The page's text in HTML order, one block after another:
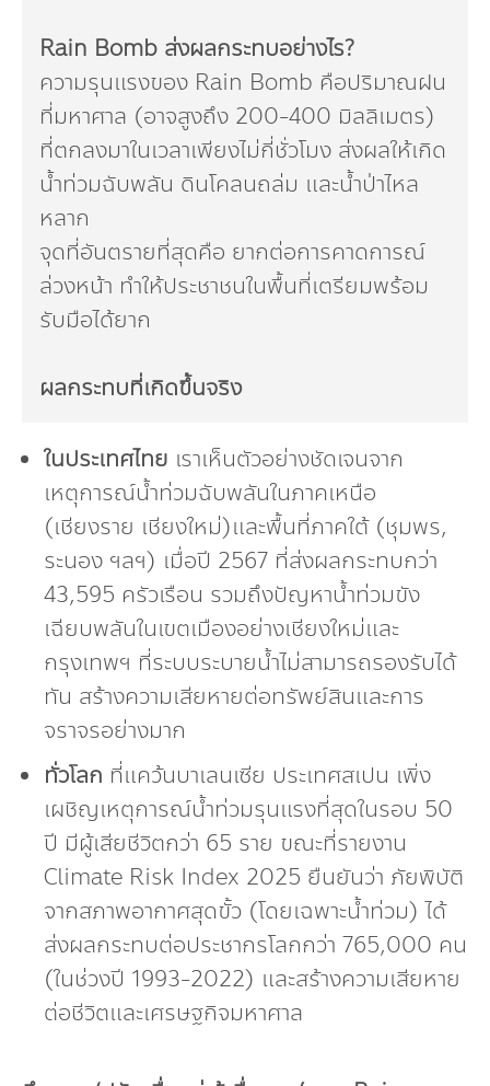
Rain Bomb ส่งผลกระทบอย่างไร?
ความรุนแรงของ Rain Bomb คือปริมาณฝน
ที่มหาศาล (อาจสูงถึง 200-400 มิลลิเมตร)
ที่ตกลงมาในเวลาเพียงไม่กี่ชั่วโมง ส่งผลให้เกิด
น้ำท่วมฉับพลัน ดินโคลนถล่ม และน้ำป่าไหล
หลาก
จุดที่อันตรายที่สุดคือ ยากต่อการคาดการณ์
ล่วงหน้า ทำให้ประชาชนในพื้นที่เตรียมพร้อม
รับมือได้ยาก
ผลกระทบที่เกิดขึ้นจริง
ในประเทศไทย เราเห็นตัวอย่างชัดเจนจาก
เหตุการณ์น้ำท่วมฉับพลันในภาคเหนือ
(เชียงราย เชียงใหม่)และพื้นที่ภาคใต้ (ชุมพร,
ระนอง ฯลฯ) เมื่อปี 2567 ที่ส่งผลกระทบกว่า
43,595 ครัวเรือน รวมถึงปัญหาน้ำท่วมขัง
เฉียบพลันในเขตเมืองอย่างเชียงใหม่และ
กรุงเทพฯ ที่ระบบระบายน้ำไม่สามารถรองรับได้
ทัน สร้างความเสียหายต่อทรัพย์สินและการ
จราจรอย่างมาก
ทั่วโลก ที่แคว้นบาเลนเซีย ประเทศสเปน เพิ่ง
เผชิญเหตุการณ์น้ำท่วมรุนแรงที่สุดในรอบ 50
ปี มีผู้เสียชีวิตกว่า 65 ราย ขณะที่รายงาน
Climate Risk Index 2025 ยืนยันว่า ภัยพิบัติ
จากสภาพอากาศสุดขั้ว (โดยเฉพาะน้ำท่วม) ได้
ส่งผลกระทบต่อประชากรโลกกว่า 765,000 คน
(ในช่วงปี 1993-2022) และสร้างความเสียหาย
ต่อชีวิตและเศรษฐกิจมหาศาล